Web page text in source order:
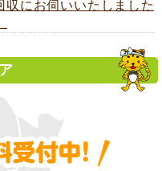
収にお伺いいたしました